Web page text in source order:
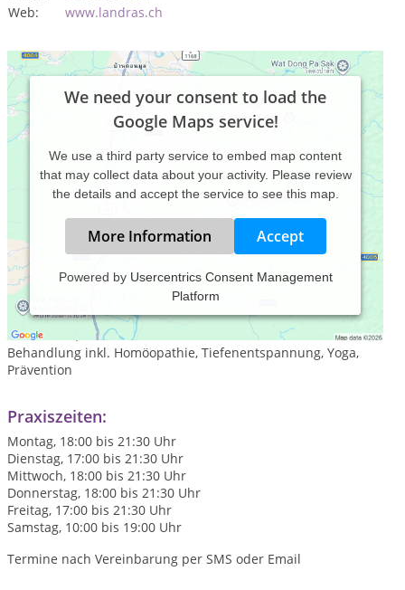
Web:
www.landras.ch
We need your consent to load the
Google Maps service!
We use a third party service to embed map content
that may collect data about your activity. Please review
the details and accept the service to see this map.
More Information Accept
Powered by Usercentrics Consent Management
Platform
Gesundheitsberatung für Frauen in den Wechseljahren,
Burnout und Streebewältigung, Rheuma, Übergewicht und
Übersäuert, neue Methode mit der feinstofflichen
Behandlung inkl. Homöopathie, Tiefenentspannung, Yoga,
Prävention
Praxiszeiten:
Montag, 18:00 bis 21:30 Uhr
Dienstag, 17:00 bis 21:30 Uhr
Mittwoch, 18:00 bis 21:30 Uhr
Donnerstag, 18:00 bis 21:30 Uhr
Freitag, 17:00 bis 21:30 Uhr
Samstag, 10:00 bis 19:00 Uhr
Termine nach Vereinbarung per SMS oder Email